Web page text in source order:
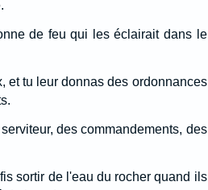
de feu qui les éclairait dans le
et tu leur donnas des ordonnances
des commandements, des
sortir de l'eau du rocher quand ils